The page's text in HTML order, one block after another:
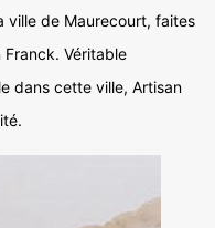
ville de Maurecourt, faites
Franck. Véritable
dans cette ville, Artisan